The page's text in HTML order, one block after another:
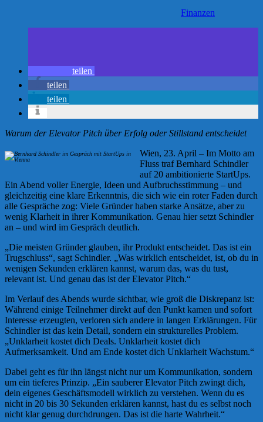
Finanzen
teilen
teilen
teilen
Warum der Elevator Pitch über Erfolg oder Stillstand entscheidet
Wien, 23. April – Im Motto am
Fluss traf Bernhard Schindler
auf 20 ambitionierte StartUps.
Ein Abend voller Energie, Ideen und Aufbruchsstimmung – und
gleichzeitig eine klare Erkenntnis, die sich wie ein roter Faden durch
alle Gespräche zog: Viele Gründer haben starke Ansätze, aber zu
wenig Klarheit in ihrer Kommunikation. Genau hier setzt Schindler
an – und wird im Gespräch deutlich.
„Die meisten Gründer glauben, ihr Produkt entscheidet. Das ist ein
Trugschluss“, sagt Schindler. „Was wirklich entscheidet, ist, ob du in
wenigen Sekunden erklären kannst, warum das, was du tust,
relevant ist. Und genau das ist der Elevator Pitch.“
Im Verlauf des Abends wurde sichtbar, wie groß die Diskrepanz ist:
Während einige Teilnehmer direkt auf den Punkt kamen und sofort
Interesse erzeugten, verloren sich andere in langen Erklärungen. Für
Schindler ist das kein Detail, sondern ein strukturelles Problem.
„Unklarheit kostet dich Deals. Unklarheit kostet dich
Aufmerksamkeit. Und am Ende kostet dich Unklarheit Wachstum.“
Dabei geht es für ihn längst nicht nur um Kommunikation, sondern
um ein tieferes Prinzip. „Ein sauberer Elevator Pitch zwingt dich,
dein eigenes Geschäftsmodell wirklich zu verstehen. Wenn du es
nicht in 20 bis 30 Sekunden erklären kannst, hast du es selbst noch
nicht klar genug durchdrungen. Das ist die harte Wahrheit.“